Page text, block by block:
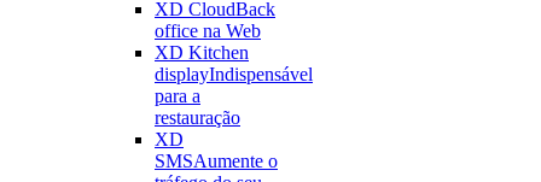
XD CloudBack
office na Web
XD Kitchen
displayIndispensável
para a
restauração
XD
SMSAumente o